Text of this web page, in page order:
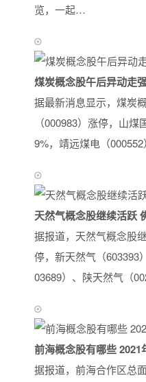
览，一起…
煤炭概念股午后异动走
据最新消息显示，煤炭
（000983）涨停，山
9%，靖远煤电（
天然气概念股继续活跃
据报道，天然气概念股
停，新天然气（603393
03689）、陕天然气（
前海概念股有哪些
据报道，前海合作区总